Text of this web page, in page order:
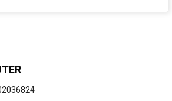
Bao